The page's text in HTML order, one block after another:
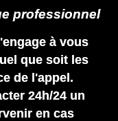
professionnel
à vous
que soit les
de l'appel.
24h/24 un
en cas